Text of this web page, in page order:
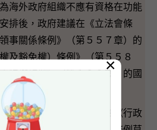
外政府組織不應有資格在功能
排後，政府建議在《立法會條
事關係條例》（第５５７章）的
及豁免權）條例》（第５５８
特權條例》（第１９０章）的國
團體選民。
在下星期向立法會提交《行政
×